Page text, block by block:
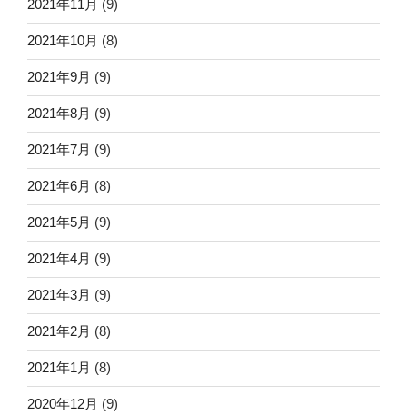
2021年11月 (9)
2021年10月 (8)
2021年9月 (9)
2021年8月 (9)
2021年7月 (9)
2021年6月 (8)
2021年5月 (9)
2021年4月 (9)
2021年3月 (9)
2021年2月 (8)
2021年1月 (8)
2020年12月 (9)